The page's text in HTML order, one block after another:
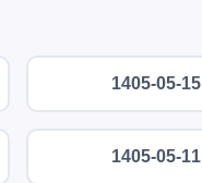
1405-05-15
1405-05-11